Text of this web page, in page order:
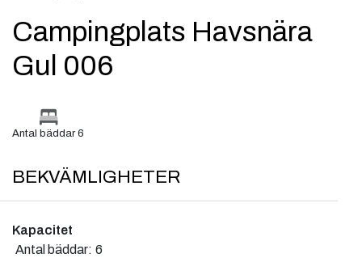
Campingplats Havsnära
Gul 006
Antal bäddar 6
BEKVÄMLIGHETER
Kapacitet
Antal bäddar: 6